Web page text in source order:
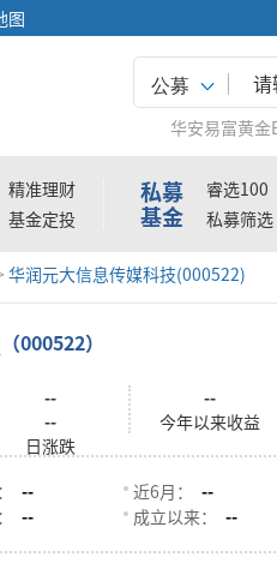
图
公募
华安易富黄金
精准理财
基金定投
私募
基金
睿选100
私募筛选
华润元大信息传媒科技(000522)
（000522）
--
--
日涨跌
--
今年以来收益
--
--
近6月：
--
成立以来：
--